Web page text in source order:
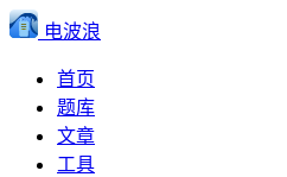
电波浪
首页
题库
文章
工具